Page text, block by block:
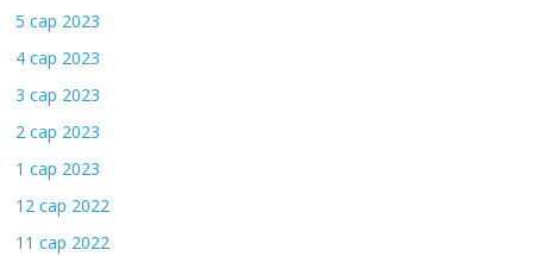
5 сар 2023
4 сар 2023
3 сар 2023
2 сар 2023
1 сар 2023
12 сар 2022
11 сар 2022